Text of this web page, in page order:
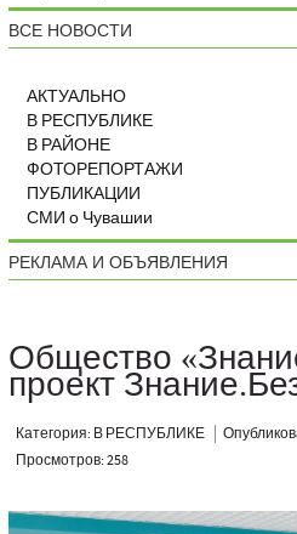
ВСЕ НОВОСТИ
АКТУАЛЬНО
В РЕСПУБЛИКЕ
В РАЙОНЕ
ФОТОРЕПОРТАЖИ
ПУБЛИКАЦИИ
СМИ о Чувашии
РЕКЛАМА И ОБЪЯВЛЕНИЯ
Общество
проект
Категория: В РЕСПУБЛИКЕ
Просмотров: 258